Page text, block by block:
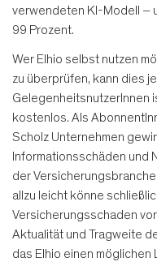
verwendeten KI-Modell –
99 Prozent.
Wer Elhio selbst nutzen
zu überprüfen, kann dies
GelegenheitsnutzerInnen
kostenlos. Als
Scholz Unternehmen
Informationsschäden und
der
allzu leicht könne
Versicherungsschaden
Aktualität und Tragweite
das Elhio einen